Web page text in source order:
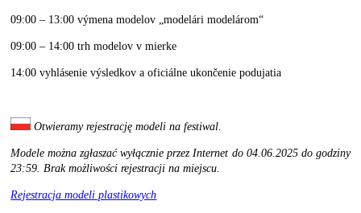
09:00 – 13:00 výmena modelov „modelári modelárom“
09:00 – 14:00 trh modelov v mierke
14:00 vyhlásenie výsledkov a oficiálne ukončenie podujatia
Otwieramy rejestrację modeli na festiwal.
Modele można zgłaszać wyłącznie przez Internet do 04.06.2025 do godziny
23:59. Brak możliwości rejestracji na miejscu.
Rejestracja modeli plastikowych